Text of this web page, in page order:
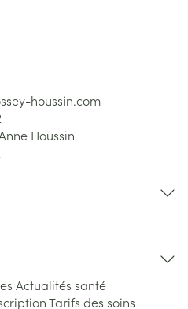
houssin.com
Houssin
Actualités santé
Tarifs des soins